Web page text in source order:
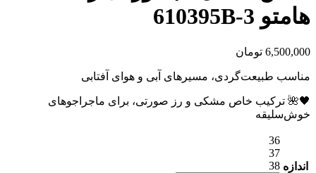
هامتو 610395B-3
6,500,000 تومان
مناسب طبیعت‌گردی، مسیرهای آبی و هوای آفتابی
🖤🌺 ترکیب خاص مشکی و رز صورتی، برای ماجراجوهای
خوش‌سلیقه
اندازه
36
37
38